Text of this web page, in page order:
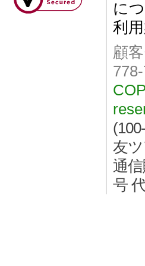
に
利
顧
友
通
号